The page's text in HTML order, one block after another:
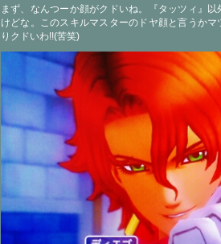
まず、なんつーか顔がクドいね。『タッツィ』
けどな。このスキルマスターのドヤ顔と言うか
りクドいわ!!(苦笑)